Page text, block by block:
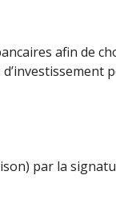
afin de
par la